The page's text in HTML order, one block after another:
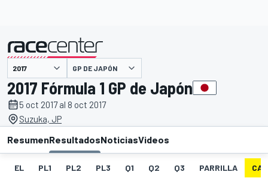
presentado por GP DE JAPÓN
2017 Fórmula 1 GP de Japón
5 oct 2017 al 8 oct 2017
Suzuka, JP
ResumenResultadosNoticiasVideos
EL PL1 PL2 PL3 Q1 Q2 Q3 PARRILLA